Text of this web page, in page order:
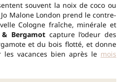
souvent la noix de coco ou
Malone London prend le contre-
Cologne fraîche, minérale et
& Bergamotcapture l’odeur des
et du bois flotté, et donne
les vacances bien après le mois